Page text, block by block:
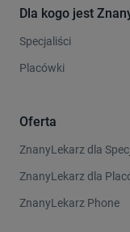
Dla kogo jest
Specjaliści
Placówki
Oferta
ZnanyLekarz dla
ZnanyLekarz dla
ZnanyLekarz Phone